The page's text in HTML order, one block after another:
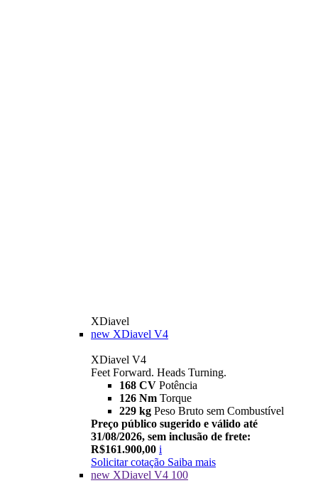
XDiavel
new XDiavel V4
XDiavel V4
Feet Forward. Heads Turning.
168 CV Potência
126 Nm Torque
229 kg Peso Bruto sem Combustível
Preço público sugerido e válido até
31/08/2026, sem inclusão de frete:
R$161.900,00 i
Solicitar cotação Saiba mais
new XDiavel V4 100